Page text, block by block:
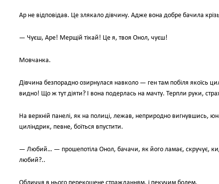
Ар не відповідав. Це злякало дівчину. Адже вона добре бачила
— Чуєш, Аре! Мерщій тікай! Це я, твоя Онол, чуєш!
Мовчанка.
Дівчина безпорадно озирнулася навколо — ген там побіля якоїсь
видно! Що ж тут діяти? І вона подерлась на мачту. Терпли руки,
На верхній панелі, як на полиці, лежав, неприродно вигнувшись,
циліндрик, певне, боїться впустити.
— Любий… — прошепотіла Онол, бачачи, як його ламає, скручує,
любий?..